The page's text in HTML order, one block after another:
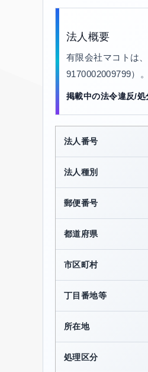
法人概要
有限会社マコトは
9170002009799）
掲載中の法令違反/処
法人番号
法人種別
郵便番号
都道府県
市区町村
丁目番地等
所在地
処理区分